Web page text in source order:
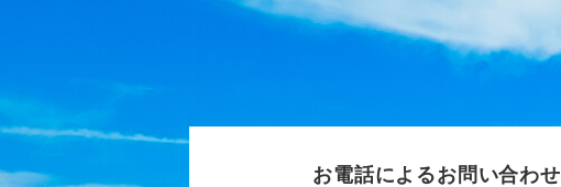
お電話によるお問い合わせ